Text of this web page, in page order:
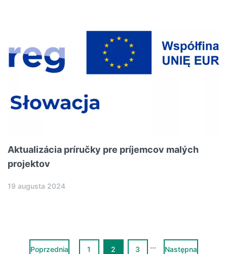
Aktualizácia príručky pre príjemcov malých
projektov
19 augusta 2024
Poprzednia 1 2 3 ... Następna